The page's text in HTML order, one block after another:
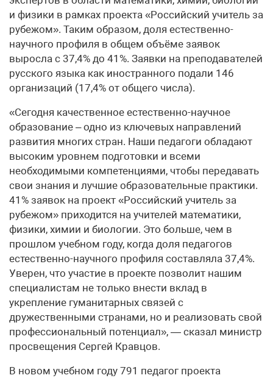
и физики в рамках проекта «Российский учитель за
рубежом». Таким образом, доля естественно-
научного профиля в общем объёме заявок
выросла с 37,4% до 41%. Заявки на преподавателей
русского языка как иностранного подали 146
организаций (17,4% от общего числа).
«Сегодня качественное естественно-научное
образование – одно из ключевых направлений
развития многих стран. Наши педагоги обладают
высоким уровнем подготовки и всеми
необходимыми компетенциями, чтобы передавать
свои знания и лучшие образовательные практики.
41% заявок на проект «Российский учитель за
рубежом» приходится на учителей математики,
физики, химии и биологии. Это больше, чем в
прошлом учебном году, когда доля педагогов
естественно-научного профиля составляла 37,4%.
Уверен, что участие в проекте позволит нашим
специалистам не только внести вклад в
укрепление гуманитарных связей с
дружественными странами, но и реализовать свой
профессиональный потенциал», — сказал министр
просвещения Сергей Кравцов.
В новом учебном году 791 педагог проекта